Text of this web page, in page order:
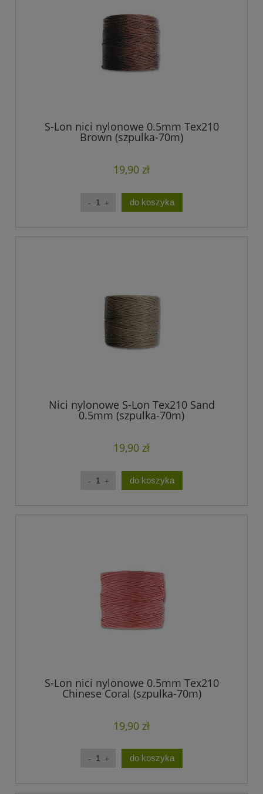
S-Lon nici nylonowe 0.5mm Tex210
Brown (szpulka-70m)
19,90 zł
do koszyka
Nici nylonowe S-Lon Tex210 Sand
0.5mm (szpulka-70m)
19,90 zł
do koszyka
S-Lon nici nylonowe 0.5mm Tex210
Chinese Coral (szpulka-70m)
19,90 zł
do koszyka